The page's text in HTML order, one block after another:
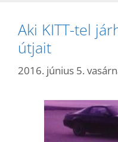
Aki KITT-tel
útjait
2016. június 5.